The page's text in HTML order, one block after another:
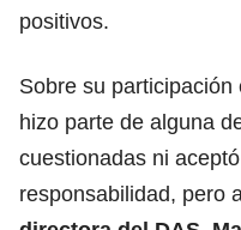
positivos.
Sobre su
hizo parte de alguna
cuestionadas ni
responsabilidad, pero